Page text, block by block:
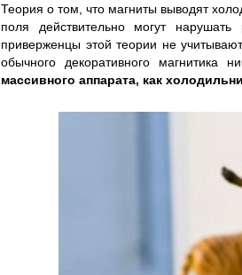
Теория о том, что магниты выводят
поля действительно могут
приверженцы этой теории не
обычного декоративного магнитика
массивного аппарата, как